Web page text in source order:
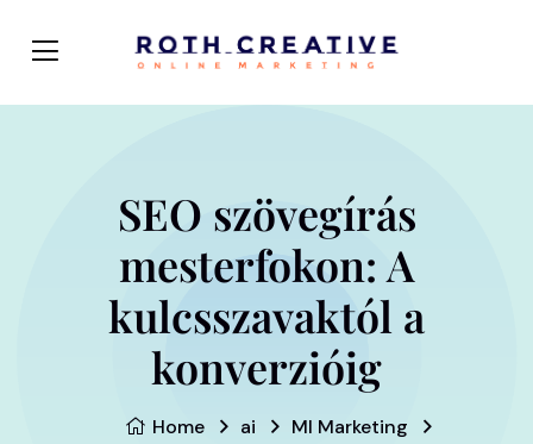
SEO szövegírás
mesterfokon: A
kulcsszavaktól a
konverzióig
Home ai
MI Marketing